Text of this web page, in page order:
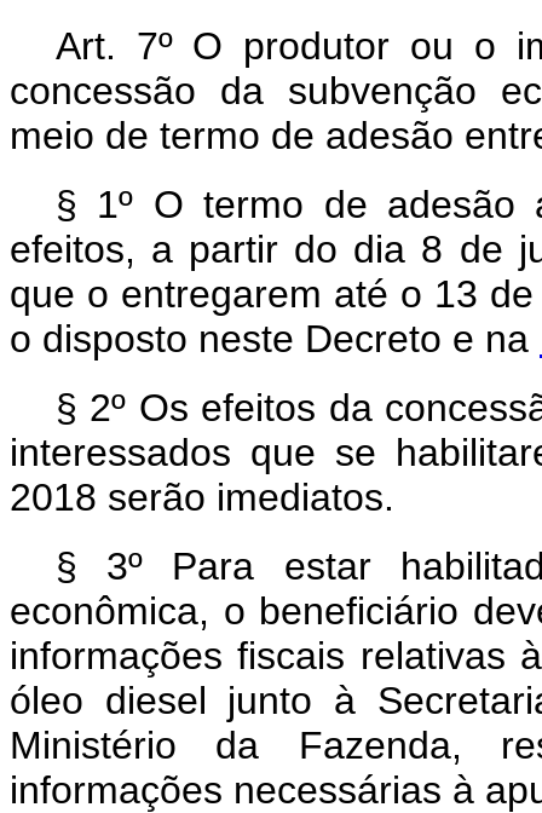
Art. 7º O produtor ou o
concessão da subvenção
meio de termo de adesão
§ 1º O termo de
efeitos, a partir do dia 8 de
que o entregarem até o 13
o disposto neste Decreto e na
§ 2º Os efeitos da
interessados que se
2018 serão imediatos.
§ 3º Para estar
econômica, o beneficiário
informações fiscais relativas
óleo diesel junto à
Ministério da Fazenda,
informações necessárias à